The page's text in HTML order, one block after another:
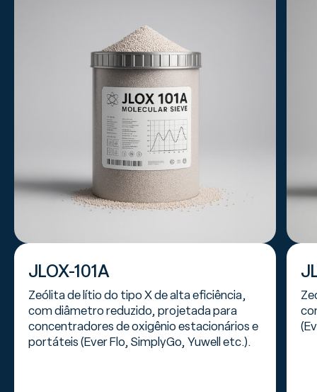
JLOX-101A
Zeólita de lítio do tipo X de alta eficiência,
com diâmetro reduzido, projetada para
concentradores de oxigênio estacionários e
portáteis (Ever Flo, SimplyGo, Yuwell etc.).